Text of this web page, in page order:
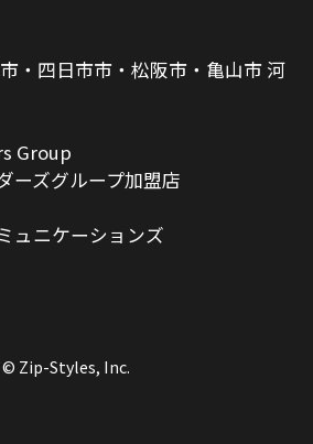
・四日市市・松阪市・亀山市 河
Group
ーズグループ加盟店
ュニケーションズ
© Zip-Styles, Inc.